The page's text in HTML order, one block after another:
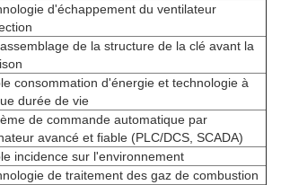
d'échappement du ventilateur
de la structure de la clé avant la
consommation d'énergie et technologie à
durée de vie
de commande automatique par
avancé et fiable (PLC/DCS, SCADA)
incidence sur l'environnement
de traitement des gaz de combustion